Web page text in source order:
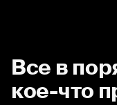
Все в
кое-что